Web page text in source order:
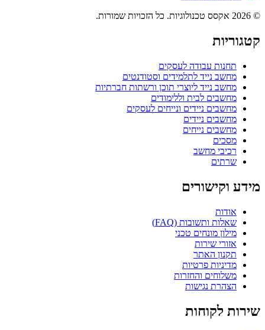
© 2026 אקסס טכנולוגיות. כל הזכויות שמורות.
קטגוריות
תחנות עבודה לעסקים
מחשב נייד לתלמידים וסטודנטים
מחשב נייד ליוצרי תוכן ורשתות חברתיות
מחשבים לבית וללימודים
מחשבים ניידים ונייחים לעסקים
מחשבים ניידים
מחשבים נייחים
מסכים
רכיבי מחשב
שרתים
מידע וקישורים
אודות
שאלות ותשובות (FAQ)
מילון מונחים טכני
אזורי שירות
תקנון האתר
מדיניות פרטיות
משלוחים והחזרות
הצהרת נגישות
שירות לקוחות